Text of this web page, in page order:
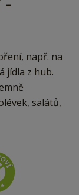
např. na
jídla z hub.
salátů,